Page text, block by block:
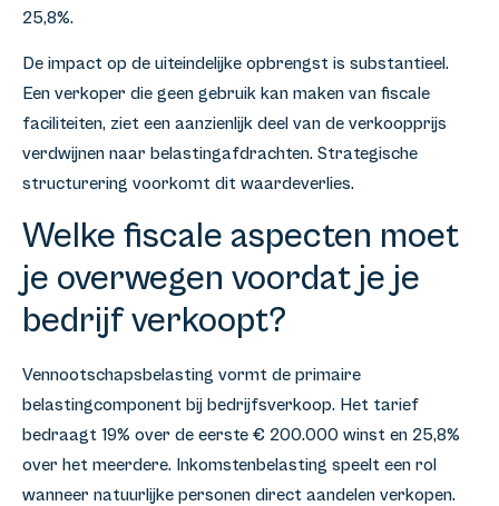
25,8%.
De impact op de uiteindelijke opbrengst is substantieel.
Een verkoper die geen gebruik kan maken van fiscale
faciliteiten, ziet een aanzienlijk deel van de verkoopprijs
verdwijnen naar belastingafdrachten. Strategische
structurering voorkomt dit waardeverlies.
Welke fiscale aspecten moet
je overwegen voordat je je
bedrijf verkoopt?
Vennootschapsbelasting vormt de primaire
belastingcomponent bij bedrijfsverkoop. Het tarief
bedraagt 19% over de eerste € 200.000 winst en 25,8%
over het meerdere. Inkomstenbelasting speelt een rol
wanneer natuurlijke personen direct aandelen verkopen.